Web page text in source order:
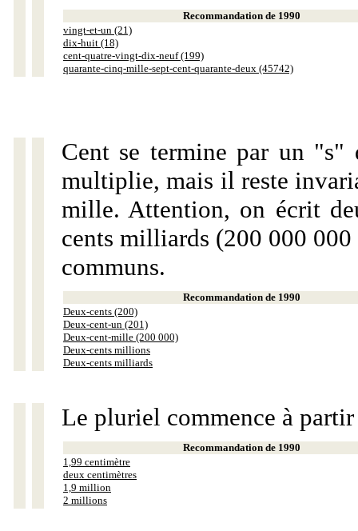
Recommandation de 1990
vingt-et-un (21)
dix-huit (18)
cent-quatre-vingt-dix-neuf (199)
quarante-cinq-mille-sept-cent-quarante-deux (45742)
Cent se termine par un "s"
multiplie, mais il reste
mille. Attention, on écrit
cents milliards (200 000
communs.
Recommandation de 1990
Deux-cents (200)
Deux-cent-un (201)
Deux-cent-mille (200 000)
Deux-cents millions
Deux-cents milliards
Le pluriel commence à
Recommandation de 1990
1,99 centimètre
deux centimètres
1,9 million
2 millions